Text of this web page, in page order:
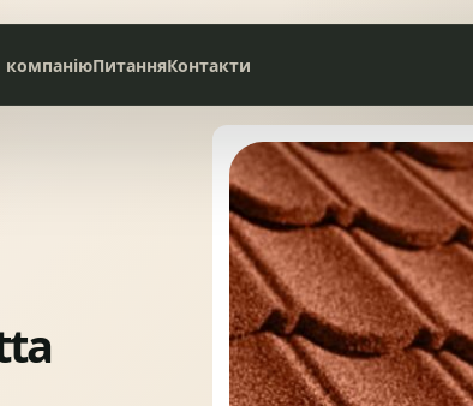
компаніюПитанняКонтакти
СЛАНЦЕВА ПОКРІВЛЯ